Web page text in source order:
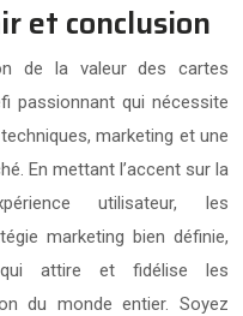
et conclusion
de la valeur des cartes
passionnant qui nécessite
marketing et une
En mettant l’accent sur la
utilisateur, les
marketing bien définie,
attire et fidélise les
du monde entier. Soyez